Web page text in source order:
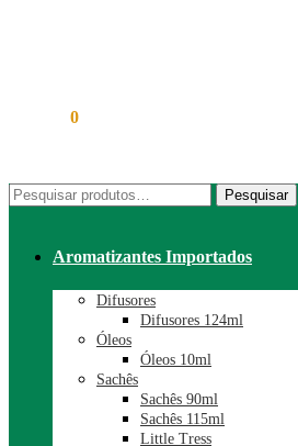
0
Pesquisar
por:
Pesquisar
Aromatizantes Importados
Difusores
Difusores 124ml
Óleos
Óleos 10ml
Sachês
Sachês 90ml
Sachês 115ml
Little Tress